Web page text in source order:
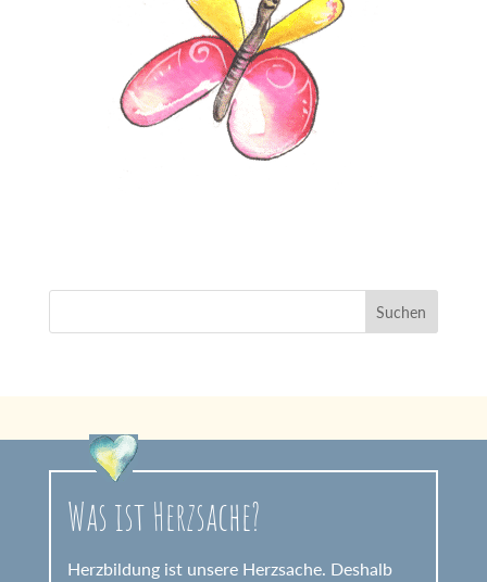
Was ist Herzsache?
Herzbildung ist unsere Herzsache. Deshalb